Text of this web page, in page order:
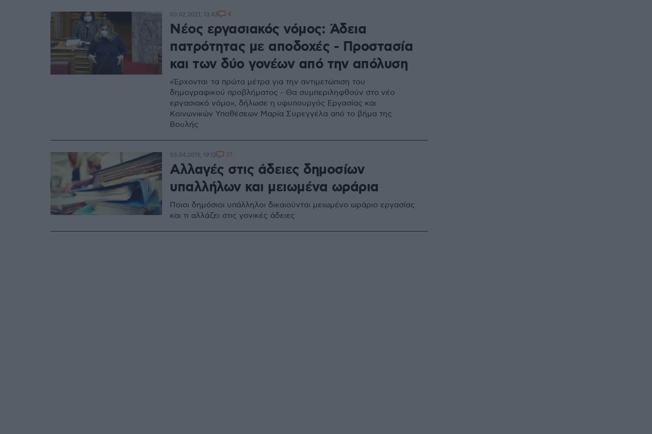
Νέος εργασιακός νόμος: Άδεια
πατρότητας με αποδοχές - Προστασία
και των δύο γονέων από την απόλυση
«Έρχονται τα πρώτα μέτρα για την αντιμετώπιση του
δημογραφικού προβλήματος - Θα συμπεριληφθούν στο νέο
εργασιακό νόμο», δήλωσε η υφυπουργός Εργασίας και
Κοινωνικών Υποθέσεων Μαρία Συρεγγέλα από το βήμα της
Βουλής
03.02.2021, 13:43 4
Αλλαγές στις άδειες δημοσίων
υπαλλήλων και μειωμένα ωράρια
Ποιοι δημόσιοι υπάλληλοι δικαιούνται μειωμένο ωράριο εργασίας
και τι αλλάζει στις γονικές άδειες
03.04.2019, 19:12 27